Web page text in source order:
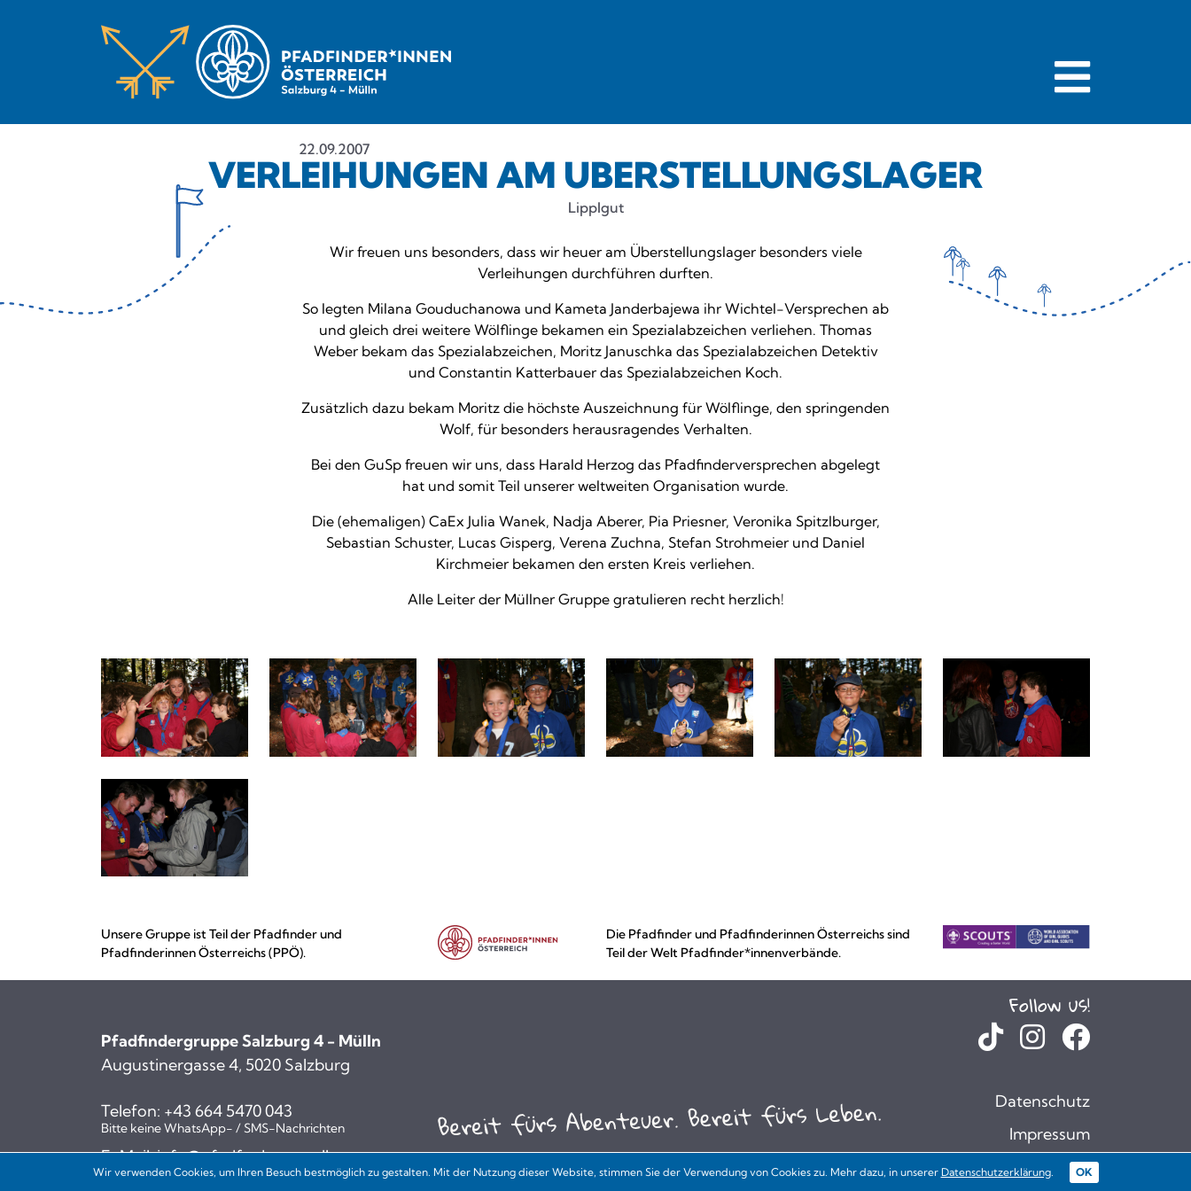
Wir verwenden Cookies, um Ihren Besuch bestmöglich zu gestalten. Mit der Nutzung dieser Website, stimmen Sie der Verwendung von Cookies zu. Mehr dazu, in unserer Datenschutzerklärung. OK
22.09.2007
VERLEIHUNGEN AM ÜBERSTELLUNGSLAGER
Lipplgut
Wir freuen uns besonders, dass wir heuer am Überstellungslager besonders viele
Verleihungen durchführen durften.
So legten Milana Gouduchanowa und Kameta Janderbajewa ihr Wichtel-Versprechen ab
und gleich drei weitere Wölflinge bekamen ein Spezialabzeichen verliehen. Thomas
Weber bekam das Spezialabzeichen, Moritz Januschka das Spezialabzeichen Detektiv
und Constantin Katterbauer das Spezialabzeichen Koch.
Zusätzlich dazu bekam Moritz die höchste Auszeichnung für Wölflinge, den springenden
Wolf, für besonders herausragendes Verhalten.
Bei den GuSp freuen wir uns, dass Harald Herzog das Pfadfinderversprechen abgelegt
hat und somit Teil unserer weltweiten Organisation wurde.
Die (ehemaligen) CaEx Julia Wanek, Nadja Aberer, Pia Priesner, Veronika Spitzlburger,
Sebastian Schuster, Lucas Gisperg, Verena Zuchna, Stefan Strohmeier und Daniel
Kirchmeier bekamen den ersten Kreis verliehen.
Alle Leiter der Müllner Gruppe gratulieren recht herzlich!
Unsere Gruppe ist Teil der Pfadfinder und
Pfadfinderinnen Österreichs (PPÖ).
Die Pfadfinder und Pfadfinderinnen Österreichs sind
Teil der Welt Pfadfinder*innenverbände.
Pfadfindergruppe Salzburg 4 - Mülln
Augustinergasse 4, 5020 Salzburg
Telefon: +43 664 5470 043
Bitte keine WhatsApp- / SMS-Nachrichten
E-Mail:info@pfadfinder-muelln.at
Follow us!
Datenschutz
Impressum